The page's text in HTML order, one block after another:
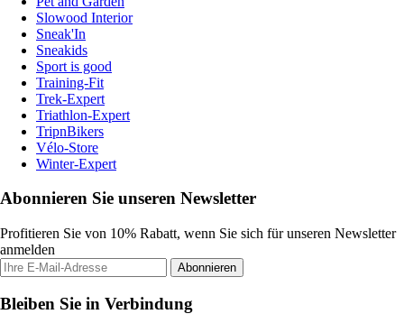
Slowood Interior
Sneak'In
Sneakids
Sport is good
Training-Fit
Trek-Expert
Triathlon-Expert
TripnBikers
Vélo-Store
Winter-Expert
Abonnieren Sie unseren Newsletter
Profitieren Sie von 10% Rabatt, wenn Sie sich für unseren Newsletter
anmelden
Abonnieren
Bleiben Sie in Verbindung